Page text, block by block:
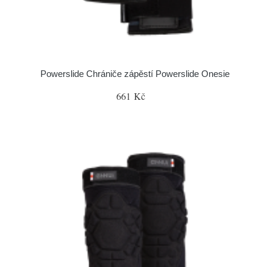
Powerslide Chrániče zápěstí Powerslide Onesie
661 Kč